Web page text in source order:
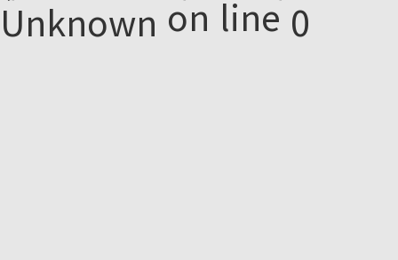
Unknown on line0